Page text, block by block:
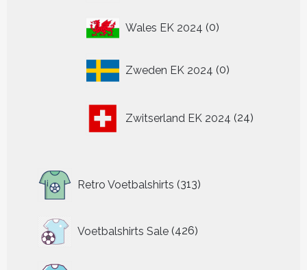
Wales EK 2024 00
Zweden EK 2024 0
producten
Zwitserland EK 2024 24
producten
Retro Voetbalshirts 313
producten
Voetbalshirts Sale 426
426
producten